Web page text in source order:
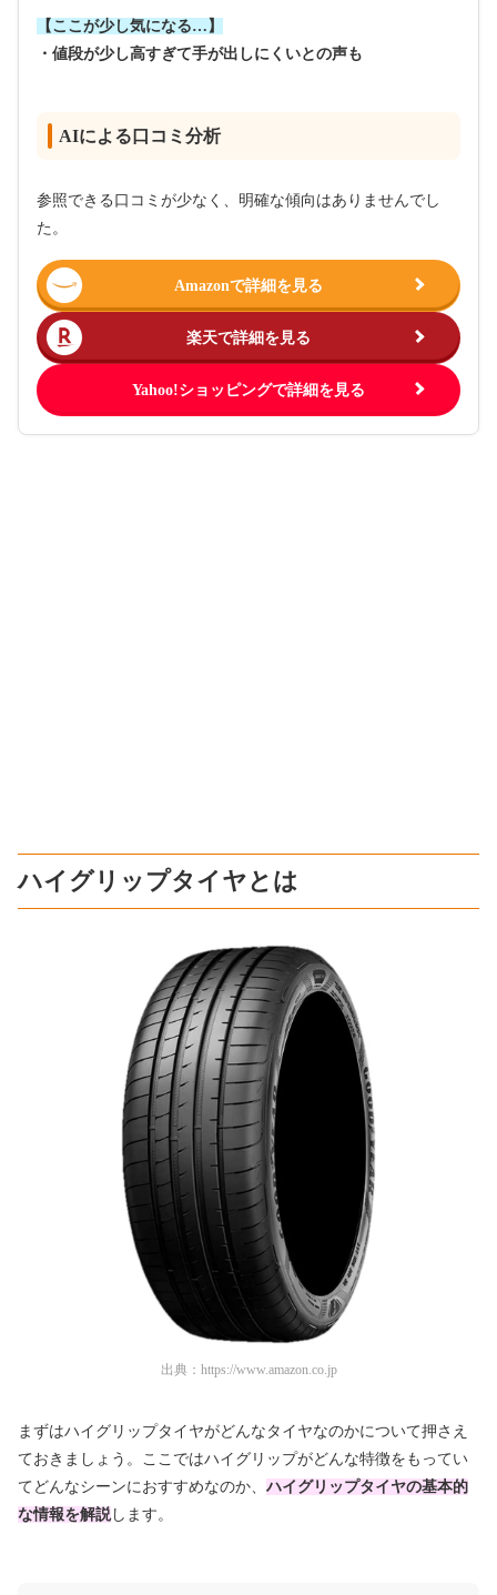
【ここが少し気になる…】
・値段が少し高すぎて手が出しにくいとの声も
AIによる口コミ分析
参照できる口コミが少なく、明確な傾向はありませんでし
た。
Amazonで詳細を見る
楽天で詳細を見る
Yahoo!ショッピングで詳細を見る
ハイグリップタイヤとは
出典： https://www.amazon.co.jp
まずはハイグリップタイヤがどんなタイヤなのかについて押さえ
ておきましょう。ここではハイグリップがどんな特徴をもってい
てどんなシーンにおすすめなのか、ハイグリップタイヤの基本的
な情報を解説します。